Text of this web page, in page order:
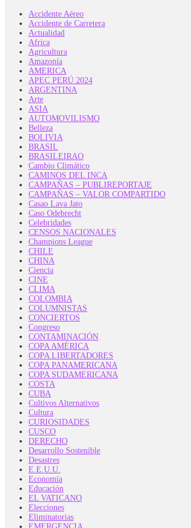
Accidente Aéreo
Accidente de Carretera
Actualidad
Africa
Agricultura
Amazonía
AMERICA
APEC PERÚ 2024
ARGENTINA
Arte
ASIA
AUTOMOVILISMO
Belleza
BOLIVIA
BRASIL
BRASILEIRAO
Cambio Climático
CAMINOS DEL INCA
CAMPAÑAS – PUBLIREPORTAJE
CAMPAÑAS – VALOR COMPARTIDO
Casao Lava Jato
Caso Odebrecht
Celebridades
CENSOS NACIONALES
Champions League
CHILE
CHINA
Ciencia
CINE
CLIMA
COLOMBIA
COLUMNISTAS
CONCIERTOS
Congreso
CONTAMINACIÓN
COPA AMÉRICA
COPA LIBERTADORES
COPA PANAMERICANA
COPA SUDAMERICANA
COSTA
CUBA
Cultivos Alternativos
Cultura
CURIOSIDADES
CUSCO
DERECHO
Desarrollo Sostenible
Desastres
E.E.U.U.
Economía
Educación
EL VATICANO
Elecciones
Eliminatorias